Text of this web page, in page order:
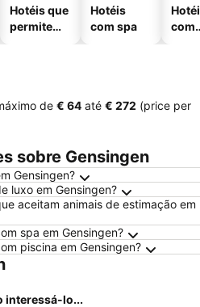
Hotéis que
permitem
Hotéis
com spa
com
de ‎€ 64 até ‎€ 272 (price per
sobre Gensingen
Gensingen?
luxo em Gensingen?
aceitam animais de estimação em
spa em Gensingen?
piscina em Gensingen?
interessá-lo...